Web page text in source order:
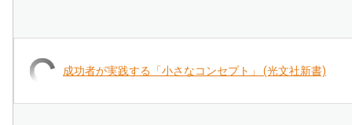
成功者が実践する「小さなコンセプト」 (光文社新書)